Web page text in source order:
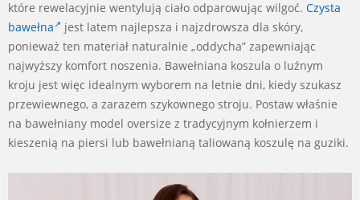
które rewelacyjnie wentylują ciało odparowując wilgoć. Czysta
bawełna
jest latem najlepsza i najzdrowsza dla skóry,
ponieważ ten materiał naturalnie „oddycha” zapewniając
najwyższy komfort noszenia. Bawełniana koszula o luźnym
kroju jest więc idealnym wyborem na letnie dni, kiedy szukasz
przewiewnego, a zarazem szykownego stroju. Postaw właśnie
na bawełniany model oversize z tradycyjnym kołnierzem i
kieszenią na piersi lub bawełnianą taliowaną koszulę na guziki.